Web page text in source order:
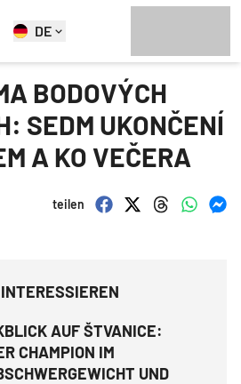
DE
BODOVÝCH
SEDM UKONČENÍ
A KO VEČERA
teilen
AUF ŠTVANICE:
CHAMPION IM
UND